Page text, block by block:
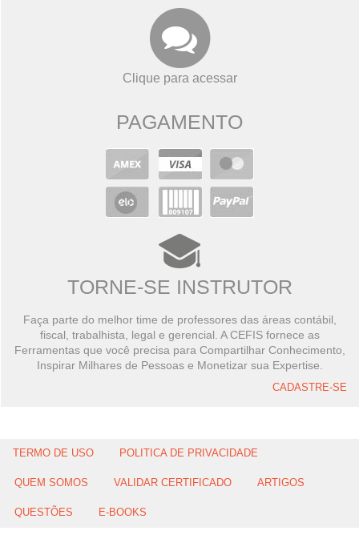
Clique para acessar
PAGAMENTO
TORNE-SE INSTRUTOR
Faça parte do melhor time de professores das áreas contábil,
fiscal, trabalhista, legal e gerencial. A CEFIS fornece as
Ferramentas que você precisa para Compartilhar Conhecimento,
Inspirar Milhares de Pessoas e Monetizar sua Expertise.
CADASTRE-SE
TERMO DE USO POLITICA DE PRIVACIDADE
QUEM SOMOS VALIDAR CERTIFICADO ARTIGOS
QUESTÕES E-BOOKS